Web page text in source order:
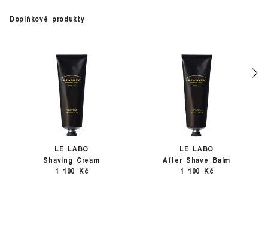
Doplňkové produkty
LE LABO
Shaving Cream
1 100 Kč
LE LABO
After Shave Balm
1 100 Kč